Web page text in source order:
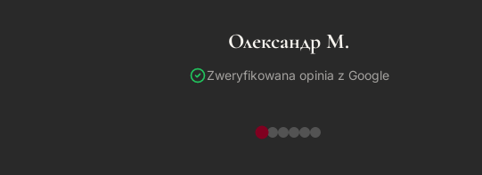
Олександр М.
Zweryfikowana opinia z Google